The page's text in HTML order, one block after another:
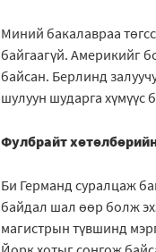
Миний бакалавраа
байгаагүй. Америкийг
байсан. Берлинд
шулуун шударга хүмүүс
Фулбрайт
Би Германд суралцаж
байдал шал өөр болж
магистрын түвшинд